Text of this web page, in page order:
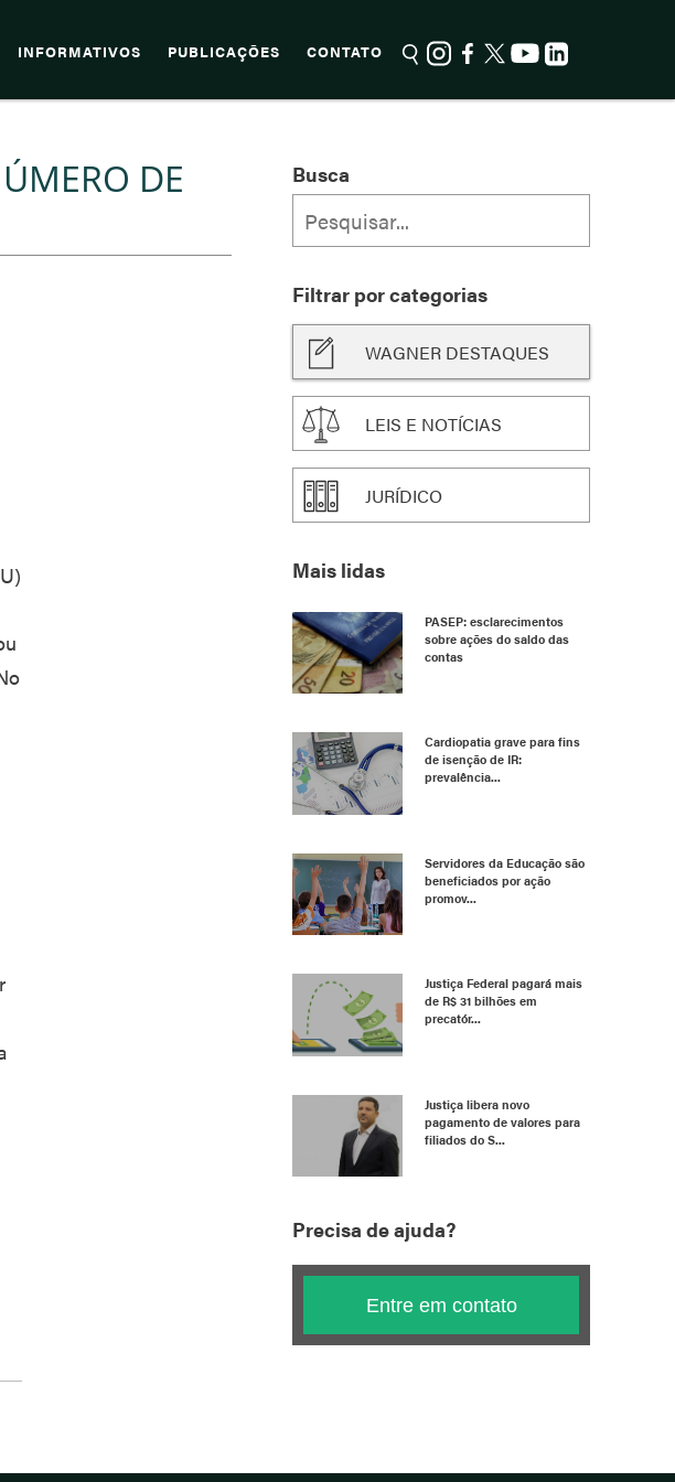
INFORMATIVOS PUBLICAÇÕES CONTATO
DE
Busca
Filtrar por categorias
WAGNER DESTAQUES
LEIS E NOTÍCIAS
JURÍDICO
Mais lidas
PASEP: esclarecimentos
sobre ações do saldo das
contas
Cardiopatia grave para fins
de isenção de IR:
prevalência...
Servidores da Educação são
beneficiados por ação
promov...
Justiça Federal pagará mais
de R$ 31 bilhões em
precatór...
Justiça libera novo
pagamento de valores para
filiados do S...
Precisa de ajuda?
Entre em contato